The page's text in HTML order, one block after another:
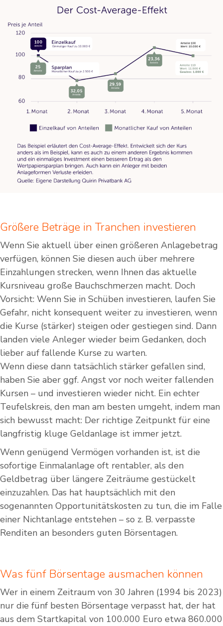
Größere Beträge in Tranchen investieren
Wenn Sie aktuell über einen größeren Anlagebetrag
verfügen, können Sie diesen auch über mehrere
Einzahlungen strecken, wenn Ihnen das aktuelle
Kursniveau große Bauchschmerzen macht. Doch
Vorsicht: Wenn Sie in Schüben investieren, laufen Sie
Gefahr, nicht konsequent weiter zu investieren, wenn
die Kurse (stärker) steigen oder gestiegen sind. Dann
landen viele Anleger wieder beim Gedanken, doch
lieber auf fallende Kurse zu warten.
Wenn diese dann tatsächlich stärker gefallen sind,
haben Sie aber ggf. Angst vor noch weiter fallenden
Kursen – und investieren wieder nicht. Ein echter
Teufelskreis, den man am besten umgeht, indem man
sich bewusst macht: Der richtige Zeitpunkt für eine
langfristig kluge Geldanlage ist immer jetzt.
Wenn genügend Vermögen vorhanden ist, ist die
sofortige Einmalanlage oft rentabler, als den
Geldbetrag über längere Zeiträume gestückelt
einzuzahlen. Das hat hauptsächlich mit den
sogenannten Opportunitätskosten zu tun, die im Falle
einer Nichtanlage entstehen – so z. B. verpasste
Renditen an besonders guten Börsentagen.
Was fünf Börsentage ausmachen können
Wer in einem Zeitraum von 30 Jahren (1994 bis 2023)
nur die fünf besten Börsentage verpasst hat, der hat
aus dem Startkapital von 100.000 Euro etwa 860.000